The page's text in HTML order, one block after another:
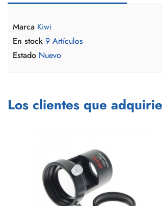
Marca Kiwi
En stock 9 Artículos
Estado Nuevo
Los clientes que